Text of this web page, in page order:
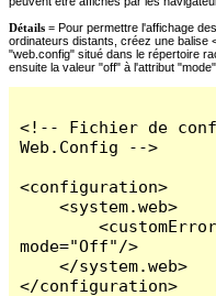
Détails = Pour permettre l'affichage
ordinateurs distants, créez une balise
"web.config" situé dans le répertoire
ensuite la valeur "off" à l'attribut
<!-- Fichier de
Web.Config -->
<configuration>
    <system.web>
        <customErrors
mode="Off"/>
    </system.web>
</configuration>